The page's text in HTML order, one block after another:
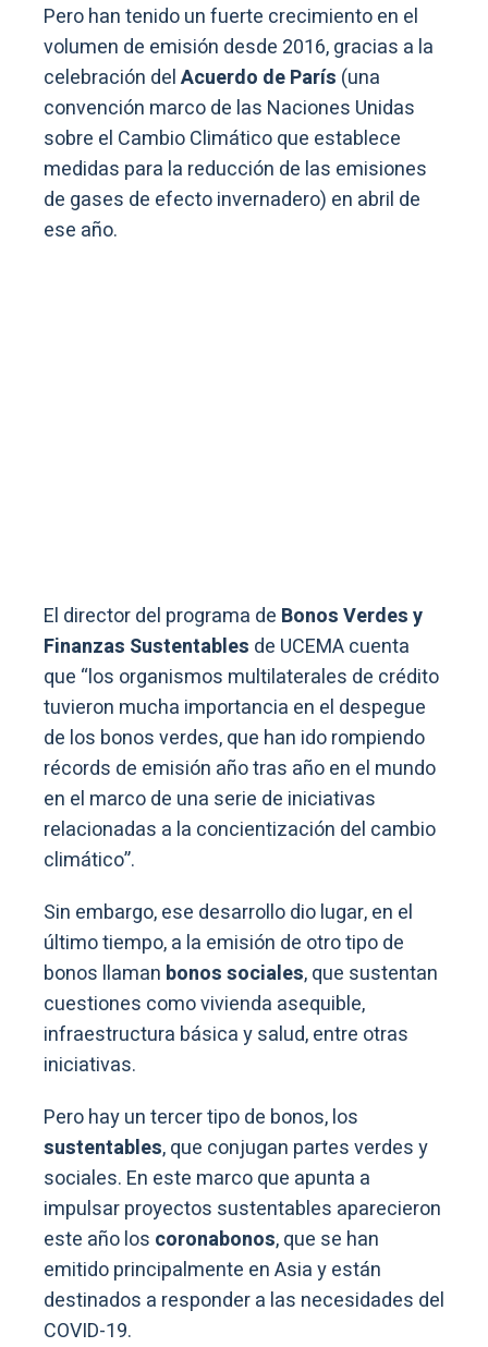
Pero han tenido un fuerte crecimiento en el
volumen de emisión desde 2016, gracias a la
celebración delAcuerdo de París (una
convención marco de las Naciones Unidas
sobre el Cambio Climático que establece
medidas para la reducción de las emisiones
de gases de efecto invernadero) en abril de
ese año.
El director del programa de Bonos Verdes y
Finanzas Sustentables de UCEMA cuenta
que “los organismos multilaterales de crédito
tuvieron mucha importancia en el despegue
de los bonos verdes, que han ido rompiendo
récords de emisión año tras año en el mundo
en el marco de una serie de iniciativas
relacionadas a la concientización del cambio
climático”.
Sin embargo, ese desarrollo dio lugar, en el
último tiempo, a la emisión de otro tipo de
bonos llaman bonos sociales, que sustentan
cuestiones como vivienda asequible,
infraestructura básica y salud, entre otras
iniciativas.
Pero hay un tercer tipo de bonos, los
sustentables, que conjugan partes verdes y
sociales. En este marco que apunta a
impulsar proyectos sustentables aparecieron
este año los coronabonos, que se han
emitido principalmente en Asia y están
destinados a responder a las necesidades del
COVID-19.